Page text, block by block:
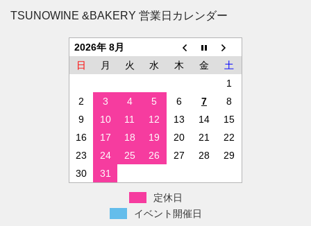
TSUNOWINE &BAKERY 営業日カレンダー
2026年 8月
日
月 火 水 木 金
土
1
2
3 4 5 6 7
8
9
10 11 12 13 14
15
16
17 18 19 20 21
22
23
24 25 26 27 28
29
30
31
定休日
イベント開催日